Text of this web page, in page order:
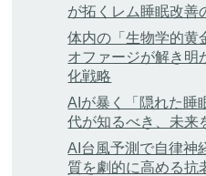
が拓くレム睡眠改善
体内の「生物学的黄
オファージが解き明
化戦略
AIが暴く「隠れた睡
代が知るべき、未来
AI台風予測で自律神
質を劇的に高める抗